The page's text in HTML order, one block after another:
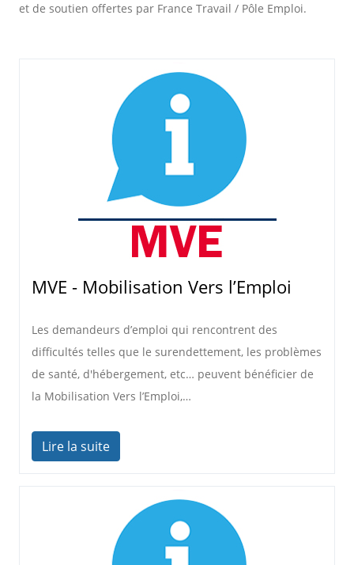
et de soutien offertes par France Travail / Pôle Emploi.
MVE - Mobilisation Vers l’Emploi
Les demandeurs d’emploi qui rencontrent des
difficultés telles que le surendettement, les problèmes
de santé, d'hébergement, etc… peuvent bénéficier de
la Mobilisation Vers l’Emploi,…
Lire la suite